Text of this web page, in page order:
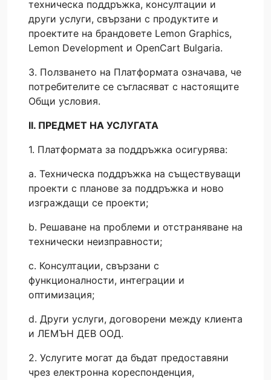
техническа поддръжка, консултации и
други услуги, свързани с продуктите и
проектите на брандовете Lemon Graphics,
Lemon Development и OpenCart Bulgaria.
3. Ползването на Платформата означава, че
потребителите се съгласяват с настоящите
Общи условия.
II. ПРЕДМЕТ НА УСЛУГАТА
1. Платформата за поддръжка осигурява:
a. Техническа поддръжка на съществуващи
проекти с планове за поддръжка и ново
изграждащи се проекти;
b. Решаване на проблеми и отстраняване на
технически неизправности;
c. Консултации, свързани с
функционалности, интеграции и
оптимизация;
d. Други услуги, договорени между клиента
и ЛЕМЪН ДЕВ ООД.
2. Услугите могат да бъдат предоставяни
чрез електронна кореспонденция,